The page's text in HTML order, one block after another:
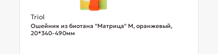
Triol
Ошейник из биотана "Матрица" M, оранжевый,
20*340-490мм